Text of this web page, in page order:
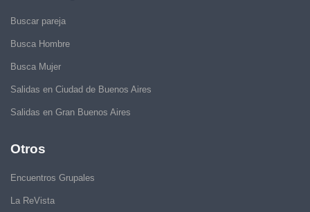
Buscar pareja
Busca Hombre
Busca Mujer
Salidas en Ciudad de Buenos Aires
Salidas en Gran Buenos Aires
Otros
Encuentros Grupales
La ReVista